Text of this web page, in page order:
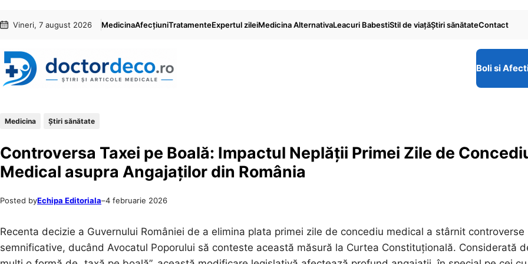
conținut
content
Vineri, 7 august 2026 MedicinaAfecțiuniTratamenteExpertul zileiMedicina AlternativaLeacuri BabestiStil de viaţăŞtiri sănătateContact
Boli si
Medicina Ştiri sănătate
Controversa Taxei pe Boală: Impactul Neplății Primei Zile de
Medical asupra Angajaților din România
Posted byEchipa Editoriala–4 februarie 2026
Recenta decizie a Guvernului României de a elimina plata primei zile de concediu medical a stârnit controverse
semnificative, ducând Avocatul Poporului să conteste această măsură la Curtea Constituțională. Considerată